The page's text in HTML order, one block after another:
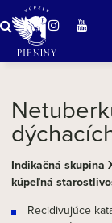
Indikačná skupina
kúpeľná
Recidivujúce